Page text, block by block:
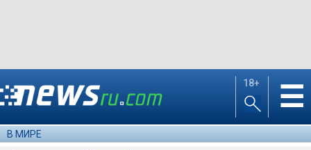
18+ ☰
В МИРЕ